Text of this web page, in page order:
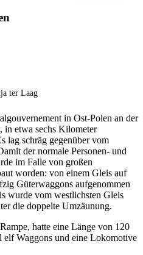
ter Laag
in Ost-Polen an der
in etwa sechs Kilometer
lag schräg gegenüber vom
der normale Personen- und
im Falle von großen
worden: von einem Gleis auf
Güterwaggons aufgenommen
wurde vom westlichsten Gleis
die doppelte Umzäunung.
hatte eine Länge von 120
Waggons und eine Lokomotive